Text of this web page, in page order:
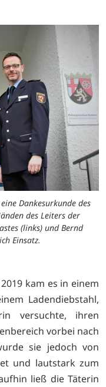
Dankesurkunde des
des Leiters der
(links) und Bernd
Einsatz.
kam es in einem
Ladendiebstahl,
versuchte, ihren
vorbei nach
sie jedoch von
und lautstark zum
ließ die Täterin